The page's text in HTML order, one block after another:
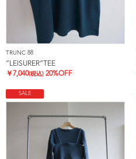
TRUNC 88
”LEISURER”TEE
￥ 7,040(税込) 20%OFF
SALE